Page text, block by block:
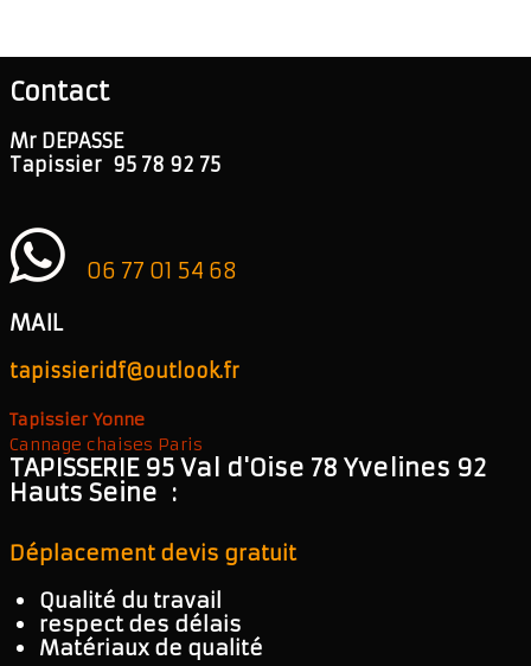
Contact
Mr DEPASSE
Tapissier 95 78 92 75
06 77 01 54 68
MAIL
tapissieridf@outlook.fr
Tapissier Yonne
Cannage chaises Paris
TAPISSERIE 95 Val d'Oise 78 Yvelines 92
Hauts Seine :
Déplacement devis gratuit
Qualité du travail
respect des délais
Matériaux de qualité